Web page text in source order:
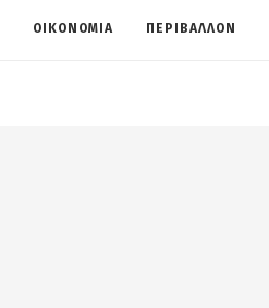
ΟΙΚΟΝΟΜΙΑ ΠΕΡΙΒΑΛΛΟΝ